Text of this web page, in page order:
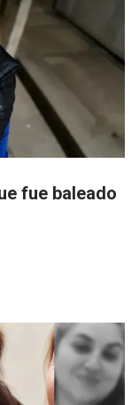
fue baleado